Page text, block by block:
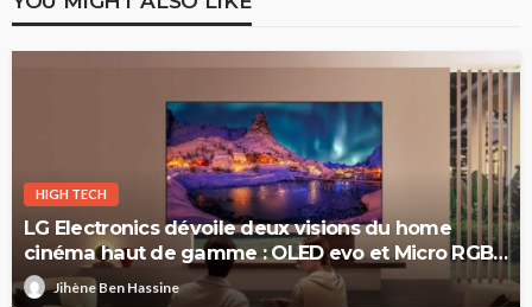
HIGH TECH
LG Electronics dévoile deux visions du home
cinéma haut de gamme : OLED evo et Micro RGB
evoJihène Ben Hassine